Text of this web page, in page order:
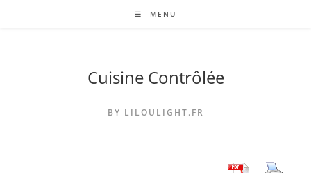
MENU
Cuisine Contrôlée
BY LILOULIGHT.FR